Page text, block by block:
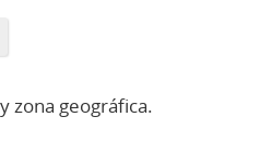
zona geográfica.